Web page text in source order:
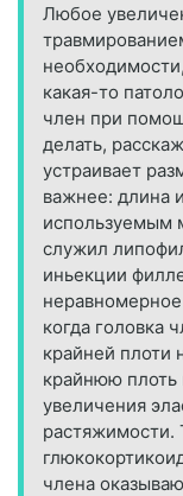
Любое
какая-то
член при
делать,
устраивает
важнее: длина
используемым
служил
иньекции
когда головка
крайней плоти
крайнюю плоть
увеличения
растяжимости.
члена